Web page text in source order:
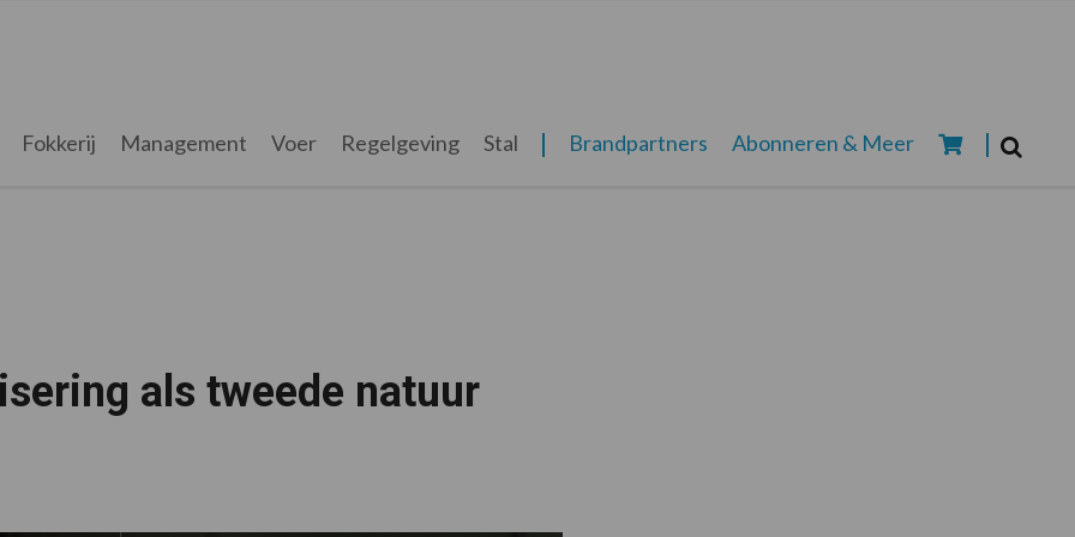
Fokkerij Management Voer Regelgeving Stal Brandpartners Abonneren & Meer
als tweede natuur